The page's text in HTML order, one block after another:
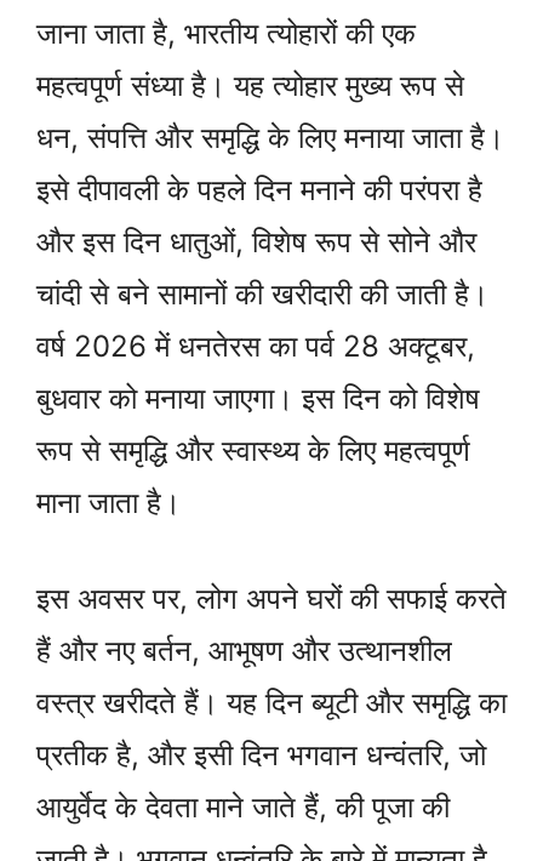
जाना जाता है, भारतीय त्योहारों की एक
महत्वपूर्ण संध्या है। यह त्योहार मुख्य रूप से
धन, संपत्ति और समृद्धि के लिए मनाया जाता है।
इसे दीपावली के पहले दिन मनाने की परंपरा है
और इस दिन धातुओं, विशेष रूप से सोने और
चांदी से बने सामानों की खरीदारी की जाती है।
वर्ष 2026 में धनतेरस का पर्व 28 अक्टूबर,
बुधवार को मनाया जाएगा। इस दिन को विशेष
रूप से समृद्धि और स्वास्थ्य के लिए महत्वपूर्ण
माना जाता है।
इस अवसर पर, लोग अपने घरों की सफाई करते
हैं और नए बर्तन, आभूषण और उत्थानशील
वस्त्र खरीदते हैं। यह दिन ब्यूटी और समृद्धि का
प्रतीक है, और इसी दिन भगवान धन्वंतरि, जो
आयुर्वेद के देवता माने जाते हैं, की पूजा की